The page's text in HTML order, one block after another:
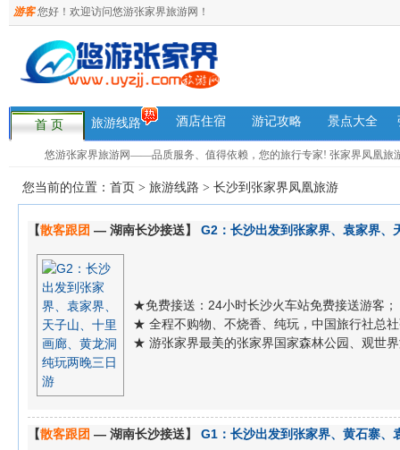
游客您好！欢迎访问悠游张家界旅游网！
首 页
悠游张家界旅游网——品质服务、值得依赖，您的旅行专家! 张家界凤凰旅
旅游线路 酒店住宿 游记攻略 景点大全
您当前的位置： 首页 > 旅游线路 > 长沙到张家界凤凰旅游
【散客跟团 — 湖南长沙接送】 G2：长沙出发到张家界、袁家界、
★免费接送：24小时长沙火车站免费接送游客；
★ 全程不购物、不烧香、纯玩，中国旅行社总
★ 游张家界最美的张家界国家森林公园、观世
【散客跟团 — 湖南长沙接送】 G1：长沙出发到张家界、黄石寨、